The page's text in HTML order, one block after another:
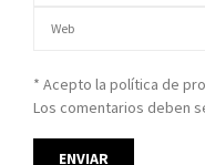
* Acepto la política de
Los comentarios deben